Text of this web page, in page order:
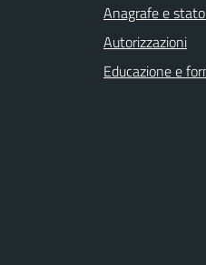
Anagrafe e
Autorizzazioni
Educazione e